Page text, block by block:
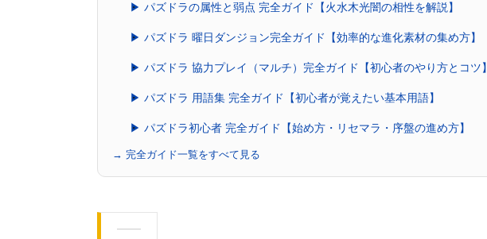
▶ パズドラの属性と弱点 完全ガイド【火水木光闇の相性を解説】
▶ パズドラ 曜日ダンジョン完全ガイド【効率的な進化素材の集め方】
▶ パズドラ 協力プレイ（マルチ）完全ガイド【初心者のやり方とコツ】
▶ パズドラ 用語集 完全ガイド【初心者が覚えたい基本用語】
▶ パズドラ初心者 完全ガイド【始め方・リセマラ・序盤の進め方】
→ 完全ガイド一覧をすべて見る